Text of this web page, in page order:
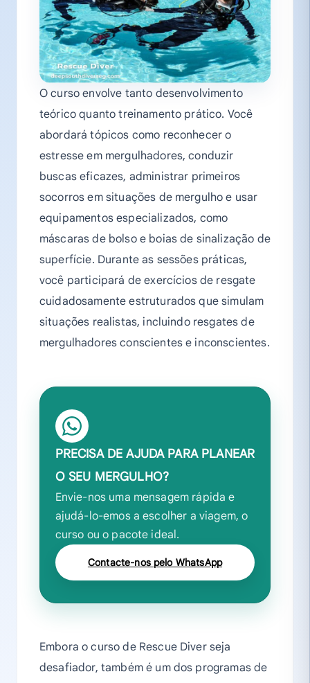
O curso envolve tanto desenvolvimento
teórico quanto treinamento prático. Você
abordará tópicos como reconhecer o
estresse em mergulhadores, conduzir
buscas eficazes, administrar primeiros
socorros em situações de mergulho e usar
equipamentos especializados, como
máscaras de bolso e boias de sinalização de
superfície. Durante as sessões práticas,
você participará de exercícios de resgate
cuidadosamente estruturados que simulam
situações realistas, incluindo resgates de
mergulhadores conscientes e inconscientes.
PRECISA DE AJUDA PARA PLANEAR
O SEU MERGULHO?
Envie-nos uma mensagem rápida e
ajudá-lo-emos a escolher a viagem, o
curso ou o pacote ideal.
Contacte-nos pelo WhatsApp
Embora o curso de Rescue Diver seja
desafiador, também é um dos programas de